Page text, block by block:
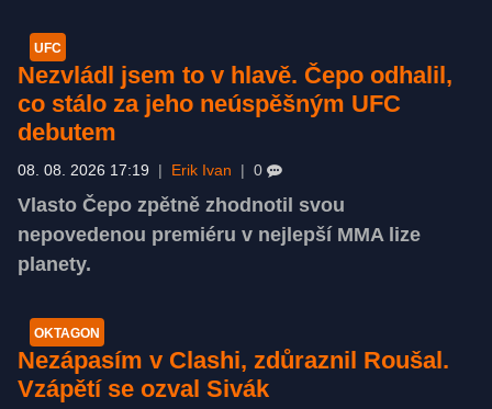
UFC
Nezvládl jsem to v hlavě. Čepo odhalil,
co stálo za jeho neúspěšným UFC
debutem
08. 08. 2026 17:19 Erik Ivan 0
Vlasto Čepo zpětně zhodnotil svou
nepovedenou premiéru v nejlepší MMA lize
planety.
OKTAGON
Nezápasím v Clashi, zdůraznil Roušal.
Vzápětí se ozval Sivák